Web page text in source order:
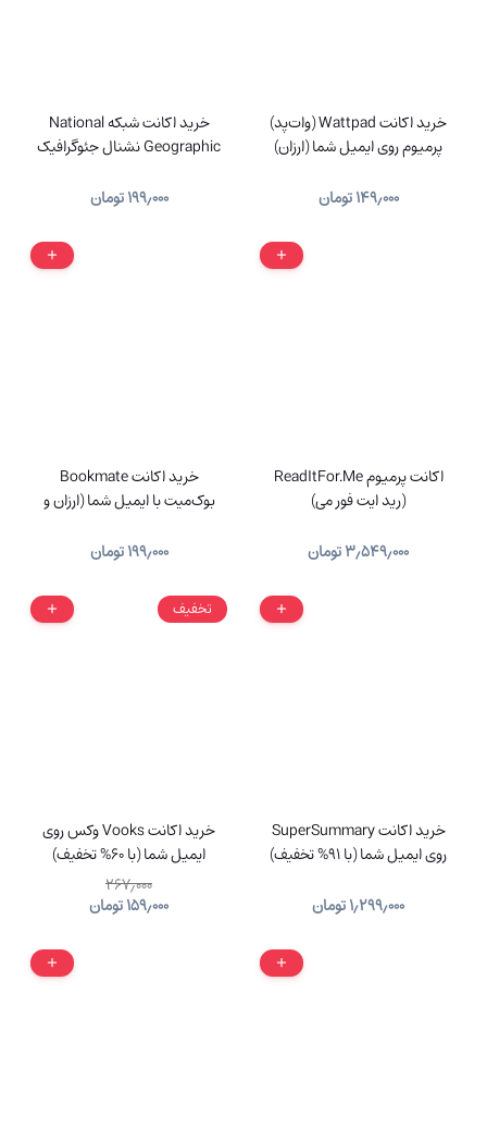
خرید اکانت Wattpad (وات‌پد)
پرمیوم روی ایمیل شما (ارزان)
۱۴۹٫۰۰۰تومان
خرید اکانت شبکه National
Geographic نشنال جئوگرافیک
۱۹۹٫۰۰۰تومان
اکانت پرمیوم ReadItFor.Me
(رید ایت فور می)
۳٫۵۴۹٫۰۰۰تومان
خرید اکانت Bookmate
بوک‌میت با ایمیل شما (ارزان و
۱۹۹٫۰۰۰تومان
خرید اکانت SuperSummary
روی ایمیل شما (با 91% تخفیف)
۱٫۲۹۹٫۰۰۰تومان
تخفیف
خرید اکانت Vooks وکس روی
ایمیل شما (با 60% تخفیف)
۲۶۷٫۰۰۰
۱۵۹٫۰۰۰تومان